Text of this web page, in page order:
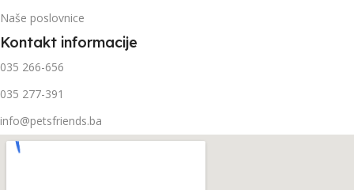
Naše poslovnice
Kontakt informacije
035 266-656
035 277-391
info@petsfriends.ba